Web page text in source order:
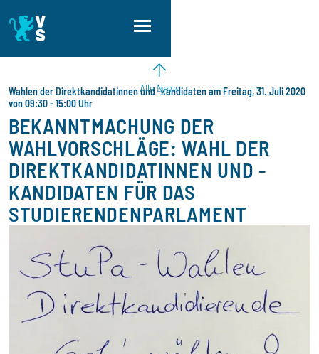
Alle News
Wahlen der Direktkandidatinnen und -kandidaten am Freitag, 31. Juli 2020
von 09:30 - 15:00 Uhr
BEKANNTMACHUNG DER
WAHLVORSCHLÄGE: WAHL DER
DIREKTKANDIDATINNEN UND -
KANDIDATEN FÜR DAS
STUDIERENDENPARLAMENT